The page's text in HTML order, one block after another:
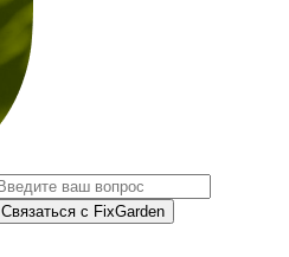
Связаться с FixGarden